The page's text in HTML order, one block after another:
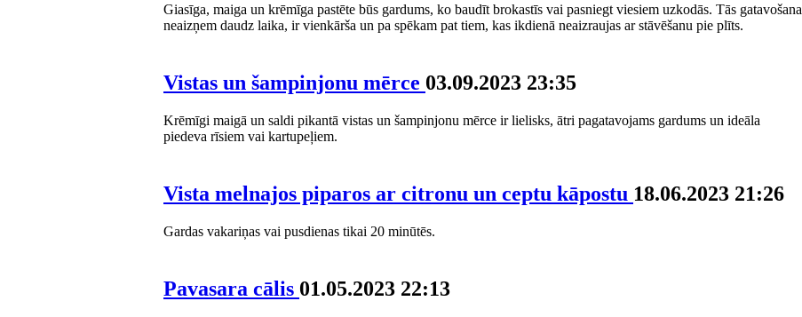
Giasīga, maiga un krēmīga pastēte būs gardums, ko baudīt brokastīs vai pasniegt viesiem uzkodās. Tās gatavošana
neaizņem daudz laika, ir vienkārša un pa spēkam pat tiem, kas ikdienā neaizraujas ar stāvēšanu pie plīts.
Vistas un šampinjonu mērce 03.09.2023 23:35
Krēmīgi maigā un saldi pikantā vistas un šampinjonu mērce ir lielisks, ātri pagatavojams gardums un ideāla
piedeva rīsiem vai kartupeļiem.
Vista melnajos piparos ar citronu un ceptu kāpostu 18.06.2023 21:26
Gardas vakariņas vai pusdienas tikai 20 minūtēs.
Pavasara cālis 01.05.2023 22:13